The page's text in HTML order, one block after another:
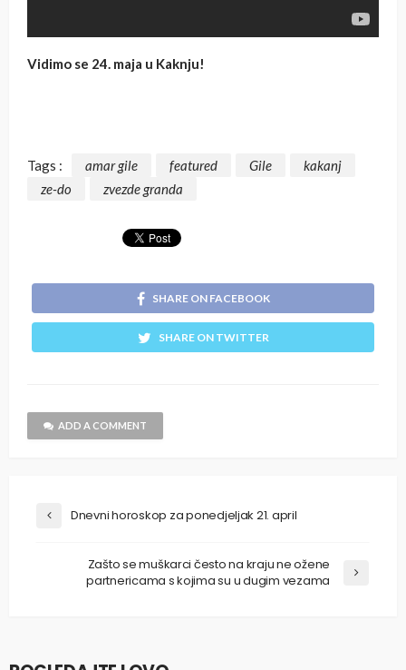
Vidimo se 24. maja u Kaknju!
Tags : amar gile featured Gile
kakanj
ze-do
zvezde granda
SHARE ON FACEBOOK
SHARE ON TWITTER
ADD A COMMENT
Dnevni horoskop za ponedjeljak 21. april
Zašto se muškarci često na kraju ne ožene
partnericama s kojima su u dugim vezama